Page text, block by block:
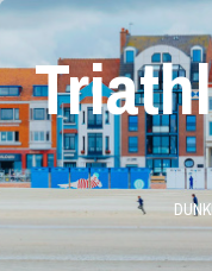
Skip
content